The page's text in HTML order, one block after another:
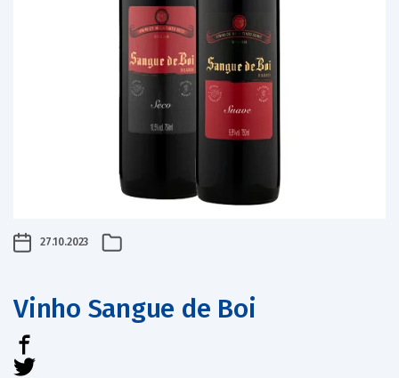
27.10.2023
Vinho Sangue de Boi